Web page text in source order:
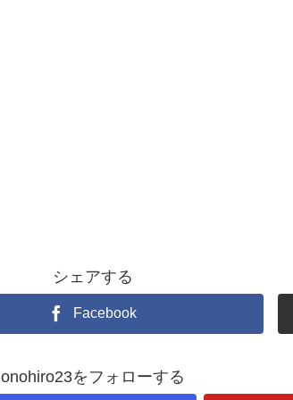
シェアする
Facebook
onohiro23をフォローする